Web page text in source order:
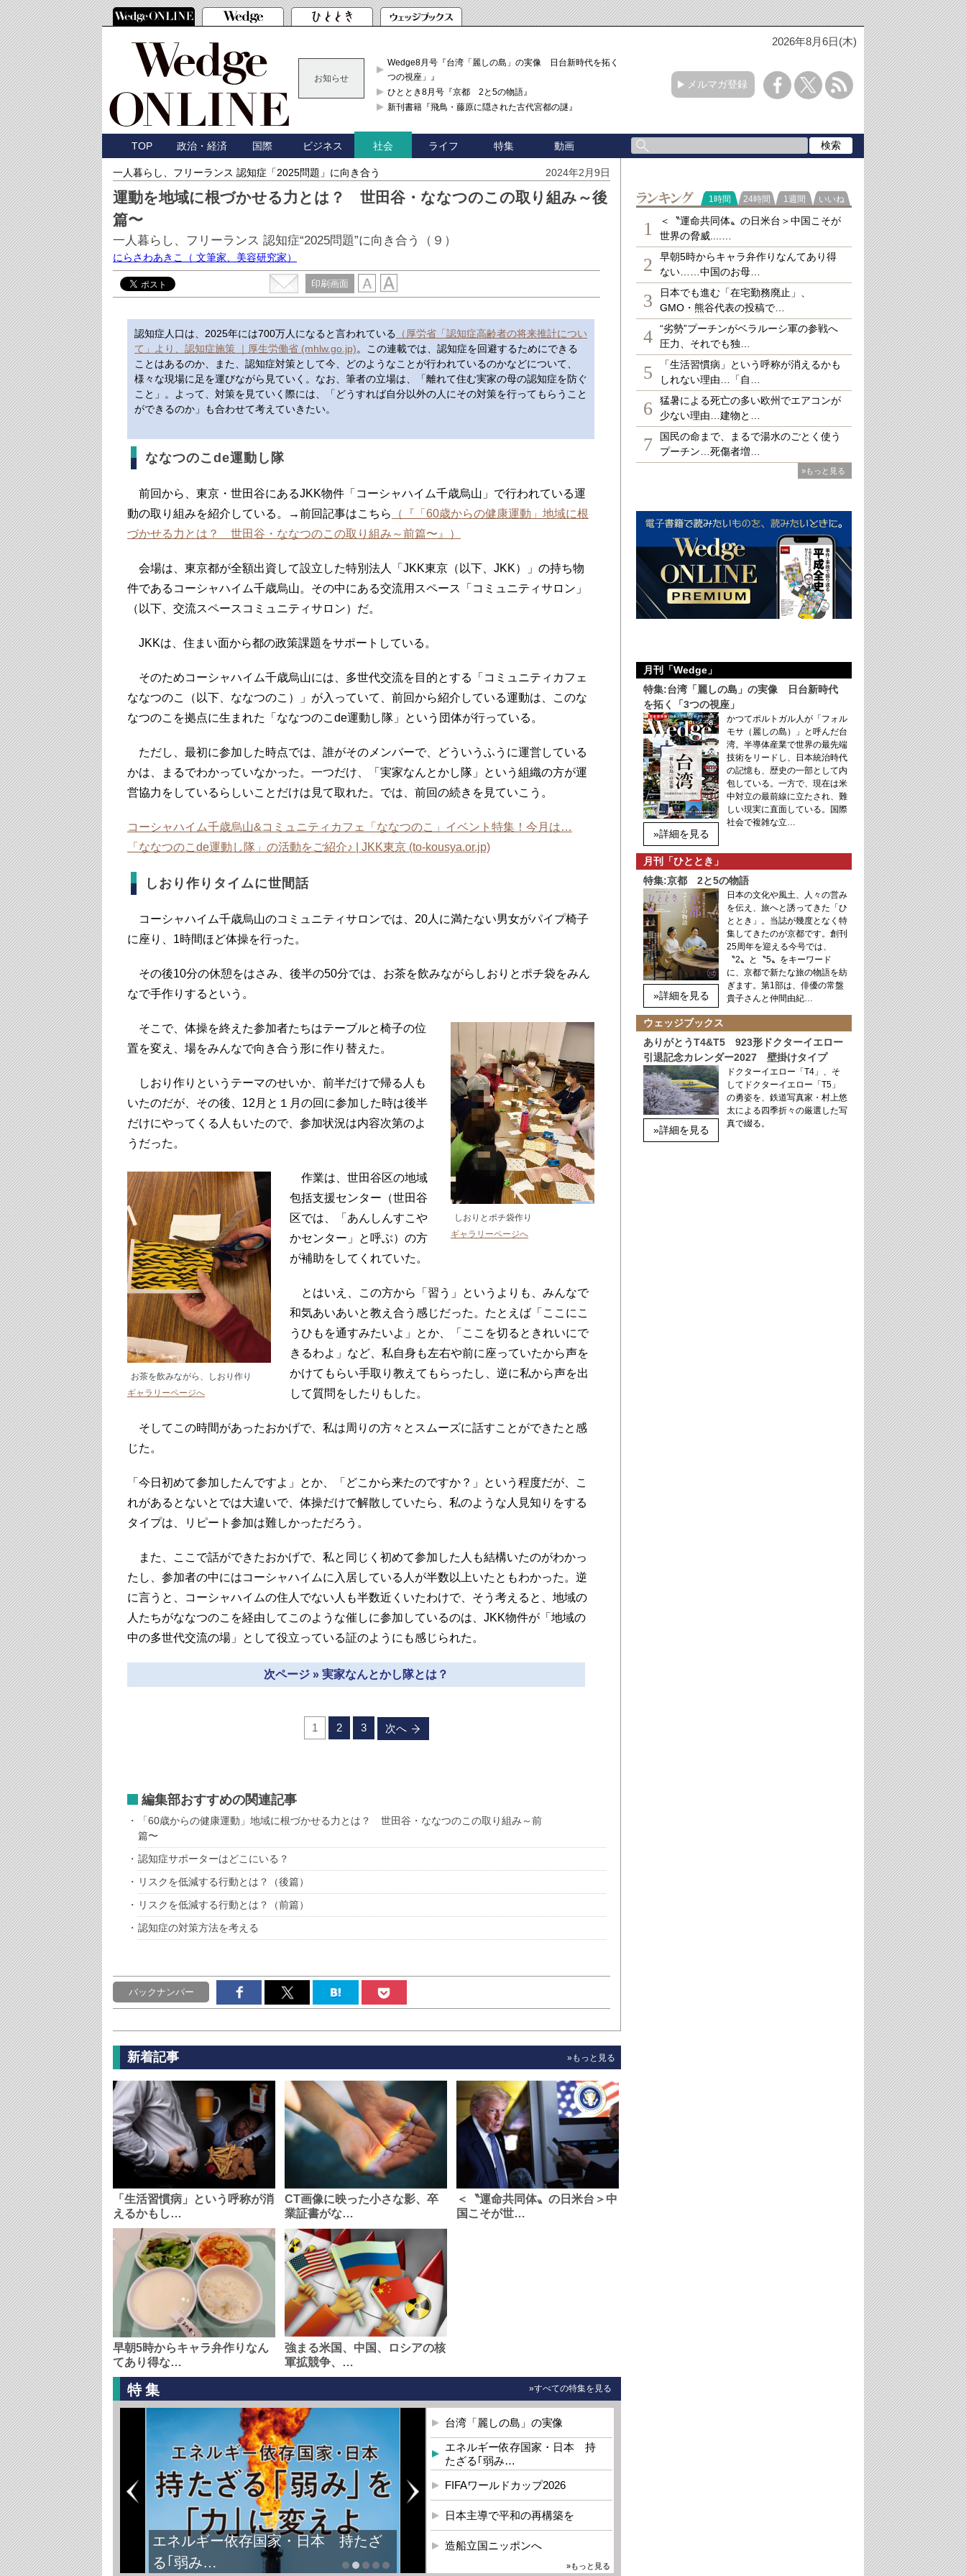
2026年8月6日(木)
お知らせ
Wedge8月号『台湾「麗しの島」の実像 日台新時代を拓く「3
つの視座」』
ひととき8月号『京都 2と5の物語』
新刊書籍『飛鳥・藤原に隠された古代宮都の謎』
メルマガ登録
TOP 政治・経済 国際 ビジネス 社会 ライフ 特集 動画
一人暮らし、フリーランス 認知症「2025問題」に向き合う 2024年2月9日
運動を地域に根づかせる力とは？ 世田谷・ななつのこの取り組み～後
篇〜
一人暮らし、フリーランス 認知症“2025問題”に向き合う（９）
にらさわあきこ （ 文筆家、美容研究家）
印刷画面
認知症人口は、2025年には700万人になると言われている （厚労省「認知症高齢者の将来推計につい
て」より、認知症施策 ｜厚生労働省 (mhlw.go.jp)。この連載では、認知症を回避するためにできる
ことはあるのか、また、認知症対策として今、どのようなことが行われているのかなどについて、
様々な現場に足を運びながら見ていく。なお、筆者の立場は、「離れて住む実家の母の認知症を防ぐ
こと」。よって、対策を見ていく際には、「どうすれば自分以外の人にその対策を行ってもらうこと
ができるのか」も合わせて考えていきたい。
ななつのこde運動し隊
前回から、東京・世田谷にあるJKK物件「コーシャハイム千歳烏山」で行われている運
動の取り組みを紹介している。→前回記事はこちら
（『「60歳からの健康運動」地域に根
づかせる力とは？ 世田谷・ななつのこの取り組み～前篇〜』）
会場は、東京都が全額出資して設立した特別法人「JKK東京（以下、JKK）」の持ち物
件であるコーシャハイム千歳烏山。その中にある交流用スペース「コミュニティサロン」
（以下、交流スペースコミュニティサロン）だ。
JKKは、住まい面から都の政策課題をサポートしている。
そのためコーシャハイム千歳烏山には、多世代交流を目的とする「コミュニティカフェ
ななつのこ（以下、ななつのこ）」が入っていて、前回から紹介している運動は、このな
なつのこを拠点に生まれた「ななつのこde運動し隊」という団体が行っている。
ただし、最初に参加した時点では、誰がそのメンバーで、どういうふうに運営している
かは、まるでわかっていなかった。一つだけ、「実家なんとかし隊」という組織の方が運
営協力をしているらしいことだけは見て取れた。では、前回の続きを見ていこう。
コーシャハイム千歳烏山&コミュニティカフェ「ななつのこ」イベント特集！今月は…
「ななつのこde運動し隊」の活動をご紹介♪ | JKK東京 (to-kousya.or.jp)
しおり作りタイムに世間話
コーシャハイム千歳烏山のコミュニティサロンでは、20人に満たない男女がパイプ椅子
に座り、1時間ほど体操を行った。
その後10分の休憩をはさみ、後半の50分では、お茶を飲みながらしおりとポチ袋をみん
なで手作りするという。
しおりとポチ袋作り
ギャラリーページへ
そこで、体操を終えた参加者たちはテーブルと椅子の位
置を変え、場をみんなで向き合う形に作り替えた。
しおり作りというテーマのせいか、前半だけで帰る人も
いたのだが、その後、12月と１月の回に参加した時は後半
だけにやってくる人もいたので、参加状況は内容次第のよ
うだった。
お茶を飲みながら、しおり作り
ギャラリーページへ
作業は、世田谷区の地域
包括支援センター（世田谷
区では、「あんしんすこや
かセンター」と呼ぶ）の方
が補助をしてくれていた。
とはいえ、この方から「習う」というよりも、みんなで
和気あいあいと教え合う感じだった。たとえば「ここにこ
うひもを通すみたいよ」とか、「ここを切るときれいにで
きるわよ」など、私自身も左右や前に座っていたから声を
かけてもらい手取り教えてもらったし、逆に私から声を出
して質問をしたりもした。
そしてこの時間があったおかげで、私は周りの方々とスムーズに話すことができたと感
じた。
「今日初めて参加したんですよ」とか、「どこから来たのですか？」という程度だが、こ
れがあるとないとでは大違いで、体操だけで解散していたら、私のような人見知りをする
タイプは、リピート参加は難しかっただろう。
また、ここで話ができたおかげで、私と同じく初めて参加した人も結構いたのがわかっ
たし、参加者の中にはコーシャハイムに入居している人が半数以上いたともわかった。逆
に言うと、コーシャハイムの住人でない人も半数近くいたわけで、そう考えると、地域の
人たちがななつのこを経由してこのような催しに参加しているのは、JKK物件が「地域の
中の多世代交流の場」として役立っている証のようにも感じられた。
次ページ » 実家なんとかし隊とは？
1 2 3 次へ
編集部おすすめの関連記事
「60歳からの健康運動」地域に根づかせる力とは？ 世田谷・ななつのこの取り組み～前
篇〜
認知症サポーターはどこにいる？
リスクを低減する行動とは？（後篇）
リスクを低減する行動とは？（前篇）
認知症の対策方法を考える
バックナンバー
新着記事 »もっと見る
「生活習慣病」という呼称が消
えるかもし…
CT画像に映った小さな影、卒
業証書がな…
＜〝運命共同体〟の日米台＞中
国こそが世…
早朝5時からキャラ弁作りなん
てあり得な…
強まる米国、中国、ロシアの核
軍拡競争、…
特集 »すべての特集を見る
エネルギー依存国家・日本 持たざ
る｢弱み…
台湾「麗しの島」の実像
エネルギー依存国家・日本 持
たざる｢弱み…
FIFAワールドカップ2026
日本主導で平和の再構築を
造船立国ニッポンへ
»もっと見る
ランキング
1時間 24時間 1週間 いいね
1
＜〝運命共同体〟の日米台＞中国こそが
世界の脅威....…
2
早朝5時からキャラ弁作りなんてあり得
ない……中国のお母…
3
日本でも進む「在宅勤務廃止」、
GMO・熊谷代表の投稿で…
4
“劣勢”プーチンがベラルーシ軍の参戦へ
圧力、それでも独…
5
「生活習慣病」という呼称が消えるかも
しれない理由…「自…
6
猛暑による死亡の多い欧州でエアコンが
少ない理由…建物と…
7
国民の命まで、まるで湯水のごとく使う
プーチン…死傷者増…
»もっと見る
月刊「Wedge」
特集:台湾「麗しの島」の実像 日台新時代
を拓く「3つの視座」
»詳細を見る
かつてポルトガル人が「フォル
モサ（麗しの島）」と呼んだ台
湾。半導体産業で世界の最先端
技術をリードし、日本統治時代
の記憶も、歴史の一部として内
包している。一方で、現在は米
中対立の最前線に立たされ、難
しい現実に直面している。国際
社会で複雑な立…
月刊「ひととき」
特集:京都 2と5の物語
»詳細を見る
日本の文化や風土、人々の営み
を伝え、旅へと誘ってきた「ひ
ととき」。当誌が幾度となく特
集してきたのが京都です。創刊
25周年を迎える今号では、
〝2〟と〝5〟をキーワード
に、京都で新たな旅の物語を紡
ぎます。第1部は、俳優の常盤
貴子さんと仲間由紀…
ウェッジブックス
ありがとうT4&T5 923形ドクターイエロー
引退記念カレンダー2027 壁掛けタイプ
»詳細を見る
ドクターイエロー「T4」、そ
してドクターイエロー「T5」
の勇姿を、鉄道写真家・村上悠
太による四季折々の厳選した写
真で綴る。